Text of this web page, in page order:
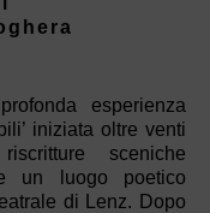
esperienza
iniziata oltre venti
sceniche
un luogo poetico
di Lenz. Dopo